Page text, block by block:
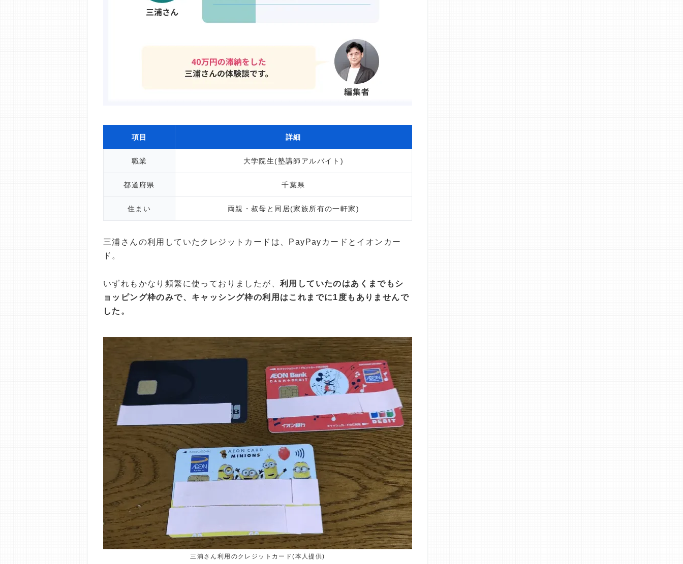
項目 詳細
職業 大学院生(塾講師アルバイト)
都道府県 千葉県
住まい 両親・叔母と同居(家族所有の一軒家)
三浦さんの利用していたクレジットカードは、PayPayカードとイオンカー
ド。
いずれもかなり頻繁に使っておりましたが、 利用していたのはあくまでもシ
ョッピング枠のみで、キャッシング枠の利用はこれまでに1度もありませんで
した。
三浦さん利用のクレジットカード(本人提供)